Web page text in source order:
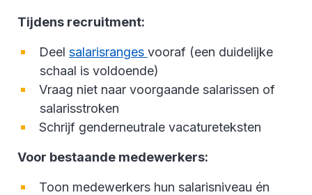
Tijdens recruitment:
Deel salarisranges vooraf (een duidelijke
schaal is voldoende)
Vraag niet naar voorgaande salarissen of
salarisstroken
Schrijf genderneutrale vacatureteksten
Voor bestaande medewerkers:
Toon medewerkers hun salarisniveau én